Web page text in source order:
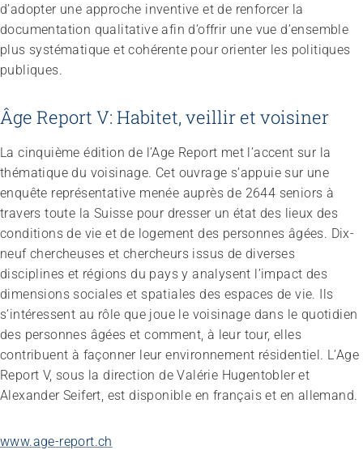
d’adopter une approche inventive et de renforcer la
documentation qualitative afin d’offrir une vue d’ensemble
plus systématique et cohérente pour orienter les politiques
publiques.
Âge Report V: Habitet, veillir et voisiner
La cinquième édition de l’Age Report met l’accent sur la
thématique du voisinage. Cet ouvrage s’appuie sur une
enquête représentative menée auprès de 2644 seniors à
travers toute la Suisse pour dresser un état des lieux des
conditions de vie et de logement des personnes âgées. Dix-
neuf chercheuses et chercheurs issus de diverses
disciplines et régions du pays y analysent l’impact des
dimensions sociales et spatiales des espaces de vie. Ils
s’intéressent au rôle que joue le voisinage dans le quotidien
des personnes âgées et comment, à leur tour, elles
contribuent à façonner leur environnement résidentiel. L’Age
Report V, sous la direction de Valérie Hugentobler et
Alexander Seifert, est disponible en français et en allemand.
www.age-report.ch